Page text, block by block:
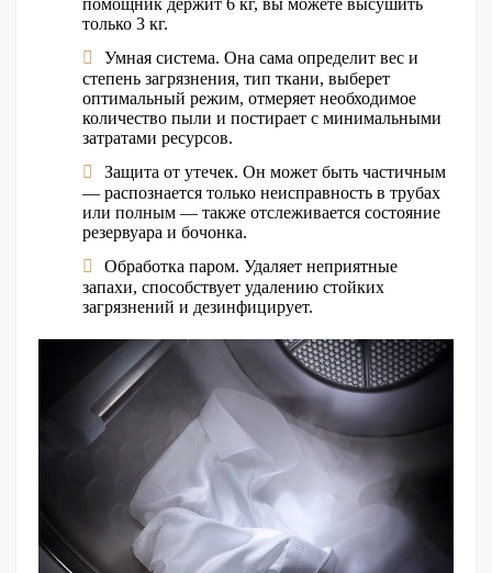
только 3 кг.
Умная система. Она сама определит вес и
степень загрязнения, тип ткани, выберет
оптимальный режим, отмеряет необходимое
количество пыли и постирает с минимальными
затратами ресурсов.
Защита от утечек. Он может быть частичным
— распознается только неисправность в трубах
или полным — также отслеживается состояние
резервуара и бочонка.
Обработка паром. Удаляет неприятные
запахи, способствует удалению стойких
загрязнений и дезинфицирует.